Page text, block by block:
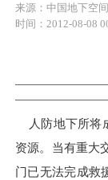
来源：中国地下空
时间：2012-08-08
人防地下所将
资源。当有重大
门已无法完成救